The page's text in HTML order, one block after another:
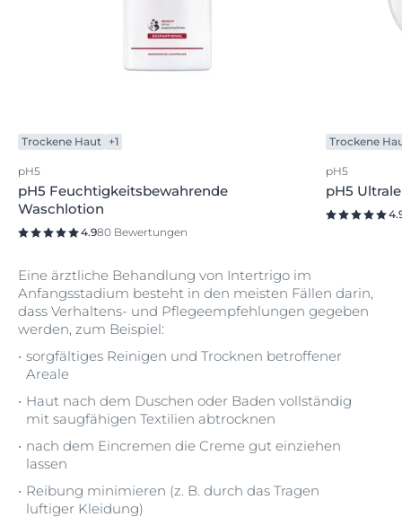
Trockene Haut +1
pH5
pH5 Feuchtigkeitsbewahrende
Waschlotion
4.980 Bewertungen
Trockene
pH5
pH5
Eine ärztliche Behandlung von Intertrigo im
Anfangsstadium besteht in den meisten Fällen darin,
dass Verhaltens- und Pflegeempfehlungen gegeben
werden, zum Beispiel:
sorgfältiges Reinigen und Trocknen betroffener
Areale
Haut nach dem Duschen oder Baden vollständig
mit saugfähigen Textilien abtrocknen
nach dem Eincremen die Creme gut einziehen
lassen
Reibung minimieren (z. B. durch das Tragen
luftiger Kleidung)